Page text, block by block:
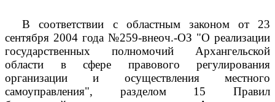
В соответствии с областным законом от 23
сентября 2004 года №259-внеоч.-ОЗ "О реализации
государственных полномочий Архангельской
области в сфере правового регулирования
организации и осуществления местного
самоуправления", разделом 15 Правил